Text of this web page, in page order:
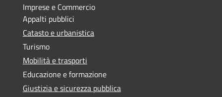
Imprese e Commercio
Appalti pubblici
Catasto e urbanistica
Turismo
Mobilità e trasporti
Educazione e formazione
Giustizia e sicurezza pubblica